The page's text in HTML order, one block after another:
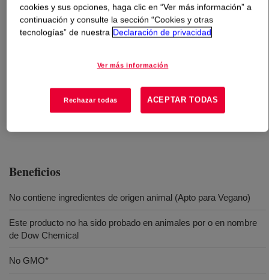
Usos
Champús acondicionadores transparentes
Acondicionadores con enjuague
Acondicionadores sin enjuague
Beneficios
No contiene ingredientes de origen animal (Apto para Vegano)
Este producto no ha sido probado en animales por o en nombre
de Dow Chemical
No GMO*
cookies y sus opciones, haga clic en “Ver más información” a
continuación y consulte la sección “Cookies y otras
tecnologías” de nuestra Declaración de privacidad
Ver más información
Rechazar todas ACEPTAR TODAS